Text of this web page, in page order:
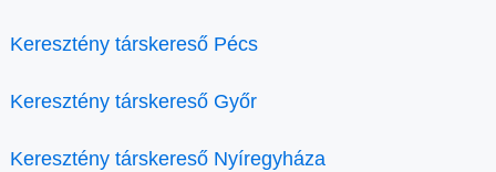
Keresztény társkereső Pécs
Keresztény társkereső Győr
Keresztény társkereső Nyíregyháza